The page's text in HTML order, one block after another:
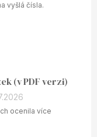
vyšlá čísla.
(v PDF verzi)
ocenila více